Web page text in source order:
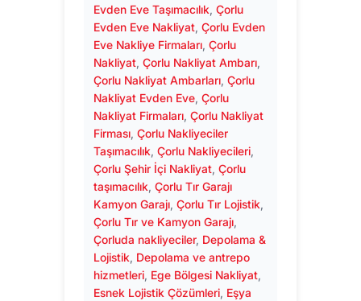
Evden Eve Taşımacılık, Çorlu
Evden Eve Nakliyat, Çorlu Evden
Eve Nakliye Firmaları, Çorlu
Nakliyat, Çorlu Nakliyat Ambarı
Çorlu Nakliyat Ambarları, Çorlu
Nakliyat Evden Eve, Çorlu
Nakliyat Firmaları, Çorlu Nakliyat
Firması, Çorlu Nakliyeciler
Taşımacılık, Çorlu Nakliyecileri
Çorlu Şehir İçi Nakliyat, Çorlu
taşımacılık, Çorlu Tır Garajı
Kamyon Garajı, Çorlu Tır Lojistik
Çorlu Tır ve Kamyon Garajı
Çorluda nakliyeciler, Depolama &
Lojistik, Depolama ve antrepo
hizmetleri, Ege Bölgesi Nakliyat
Esnek Lojistik Çözümleri, Eşya